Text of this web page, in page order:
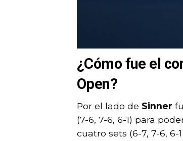
¿Cómo fue el
Open?
Por el lado de Sinner
(7-6, 7-6, 6-1) para
cuatro sets (6-7, 7-6,